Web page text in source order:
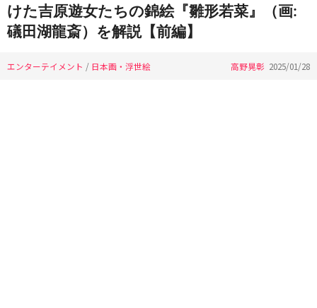
けた吉原遊女たちの錦絵『雛形若菜』（画:
礒田湖龍斎）を解説【前編】
エンターテイメント / 日本画・浮世絵 高野晃彰 2025/01/28